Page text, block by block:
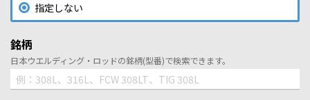
指定しない
銘柄
日本ウエルディング・ロッドの銘柄(型番)で検索できます。